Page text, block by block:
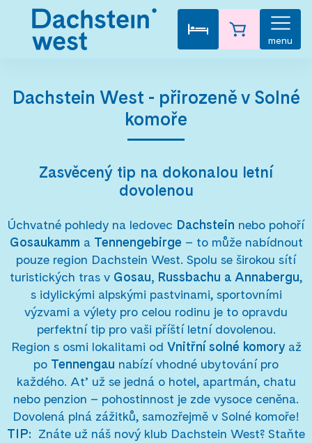
menu
Dachstein West - přirozeně v Solné
komoře
Zasvěcený tip na dokonalou letní
dovolenou
Úchvatné pohledy na ledovec Dachstein nebo pohoří
Gosaukamm a Tennengebirge – to může nabídnout
pouze region Dachstein West. Spolu se širokou sítí
turistických tras v Gosau, Russbachu a Annabergu,
s idylickými alpskými pastvinami, sportovními
výzvami a výlety pro celou rodinu je to opravdu
perfektní tip pro vaši příští letní dovolenou.
Region s osmi lokalitami od Vnitřní solné komory až
po Tennengau nabízí vhodné ubytování pro
každého. Ať už se jedná o hotel, apartmán, chatu
nebo penzion – pohostinnost je zde vysoce ceněna.
Dovolená plná zážitků, samozřejmě v Solné komoře!
TIP: Znáte už náš nový klub Dachstein West? Staňte